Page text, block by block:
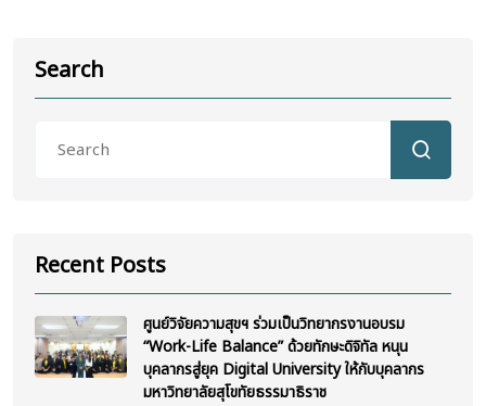
Search
Recent Posts
ศูนย์วิจัยความสุขฯ ร่วมเป็นวิทยากรงานอบรม
“Work-Life Balance” ด้วยทักษะดิจิทัล หนุน
บุคลากรสู่ยุค Digital University ให้กับบุคลากร
มหาวิทยาลัยสุโขทัยธรรมาธิราช